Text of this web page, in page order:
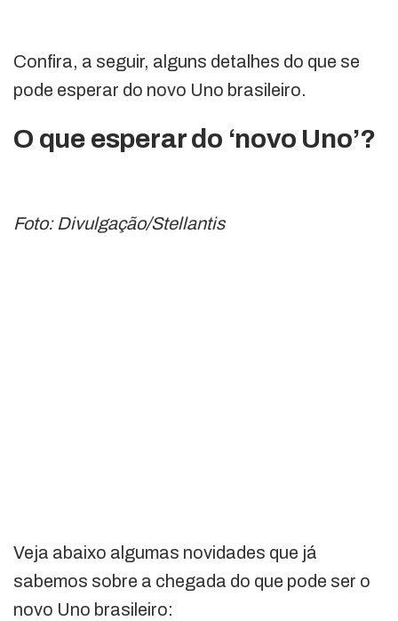
Confira, a seguir, alguns detalhes do que se
pode esperar do novo Uno brasileiro.
O que esperar do ‘novo Uno’?
Foto: Divulgação/Stellantis
Veja abaixo algumas novidades que já
sabemos sobre a chegada do que pode ser o
novo Uno brasileiro: